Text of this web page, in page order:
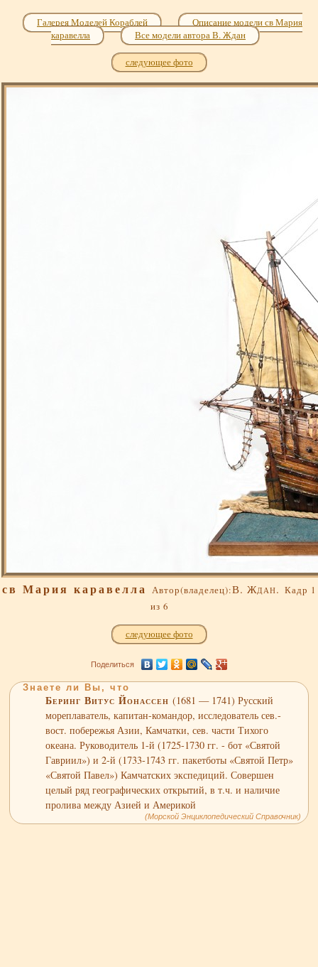
Галерея Моделей Кораблей
Описание модели св Мария
каравелла
Все модели автора В. Ждан
следующее фото
св Мария каравелла Автор(владелец):В. Ждан. Кадр 1
из 6
следующее фото
Поделиться
Знаете ли Вы, что
Беринг Витус Йонассен(1681 — 1741) Русский
мореплаватель, капитан-командор, исследователь сев.-
вост. побережья Азии, Камчатки, сев. части Тихого
океана. Руководитель 1-й (1725-1730 гг. - бот «Святой
Гавриил») и 2-й (1733-1743 гг. пакетботы «Святой Петр»
«Святой Павел») Камчатских экспедиций. Совершен
целый ряд географических открытий, в т.ч. и наличие
пролива между Азией и Америкой
(Морской Энциклопедический Справочник)